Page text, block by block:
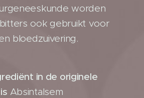
worden
ook gebruikt voor
bloedzuivering.
in de originele
Absintalsem